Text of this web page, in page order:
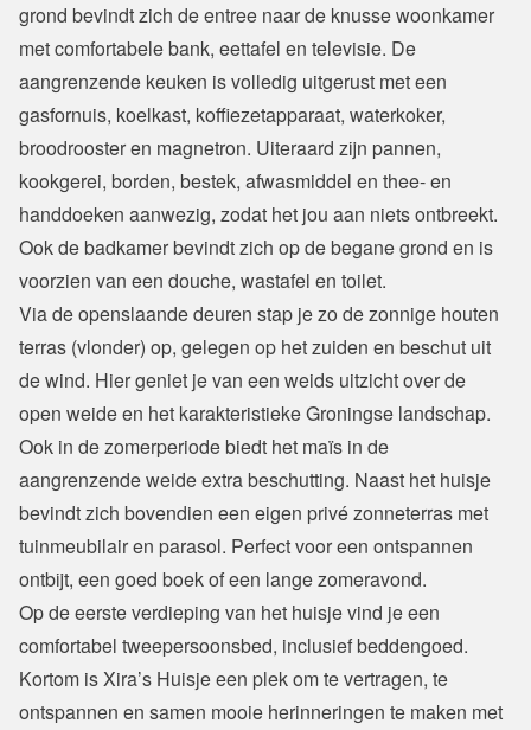
grond bevindt zich de entree naar de knusse woonkamer
met comfortabele bank, eettafel en televisie. De
aangrenzende keuken is volledig uitgerust met een
gasfornuis, koelkast, koffiezetapparaat, waterkoker,
broodrooster en magnetron. Uiteraard zijn pannen,
kookgerei, borden, bestek, afwasmiddel en thee- en
handdoeken aanwezig, zodat het jou aan niets ontbreekt.
Ook de badkamer bevindt zich op de begane grond en is
voorzien van een douche, wastafel en toilet.
Via de openslaande deuren stap je zo de zonnige houten
terras (vlonder) op, gelegen op het zuiden en beschut uit
de wind. Hier geniet je van een weids uitzicht over de
open weide en het karakteristieke Groningse landschap.
Ook in de zomerperiode biedt het maïs in de
aangrenzende weide extra beschutting. Naast het huisje
bevindt zich bovendien een eigen privé zonneterras met
tuinmeubilair en parasol. Perfect voor een ontspannen
ontbijt, een goed boek of een lange zomeravond.
Op de eerste verdieping van het huisje vind je een
comfortabel tweepersoonsbed, inclusief beddengoed.
Kortom is Xira’s Huisje een plek om te vertragen, te
ontspannen en samen mooie herinneringen te maken met